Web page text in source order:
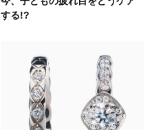
する!?